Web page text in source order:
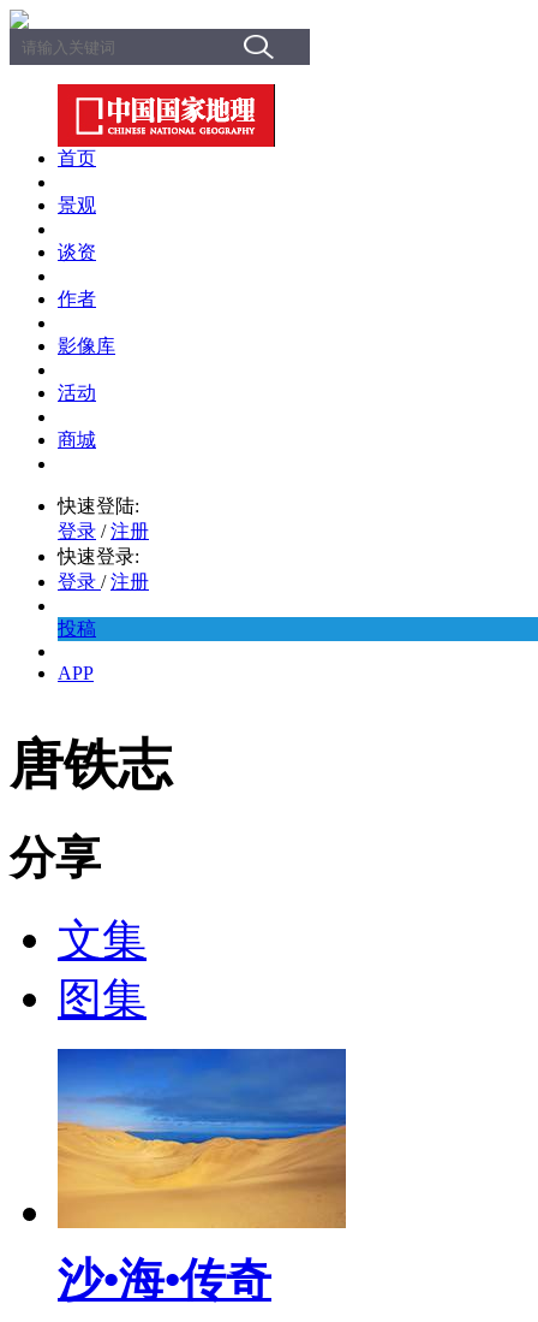
首页
景观
谈资
作者
影像库
活动
商城
快速登陆:
登录 / 注册
快速登录:
登录 / 注册
投稿
APP
唐铁志
分享
文集
图集
沙•海•传奇